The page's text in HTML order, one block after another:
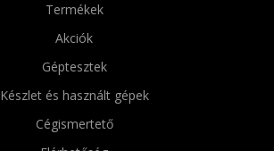
Termékek
Akciók
Géptesztek
Készlet és használt gépek
Cégismertető